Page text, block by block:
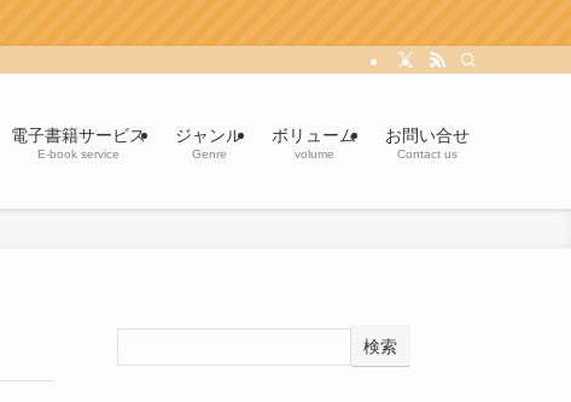
電子書籍サービス
E-book service
ジャンル
Genre
ボリューム
volume
お問い合せ
Contact us
検索